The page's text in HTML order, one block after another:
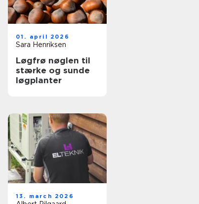
01. april 2026
Sara Henriksen
Løgfrø nøglen til
stærke og sunde
løgplanter
13. march 2026